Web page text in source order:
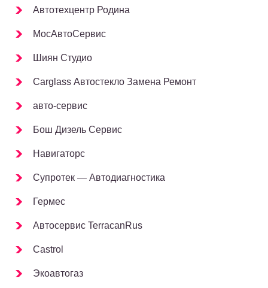
Автотехцентр Родина
МосАвтоСервис
Шиян Студио
Carglass Автостекло Замена Ремонт
авто-сервис
Бош Дизель Сервис
Навигаторс
Супротек — Автодиагностика
Гермес
Автосервис TerracanRus
Castrol
Экоавтогаз